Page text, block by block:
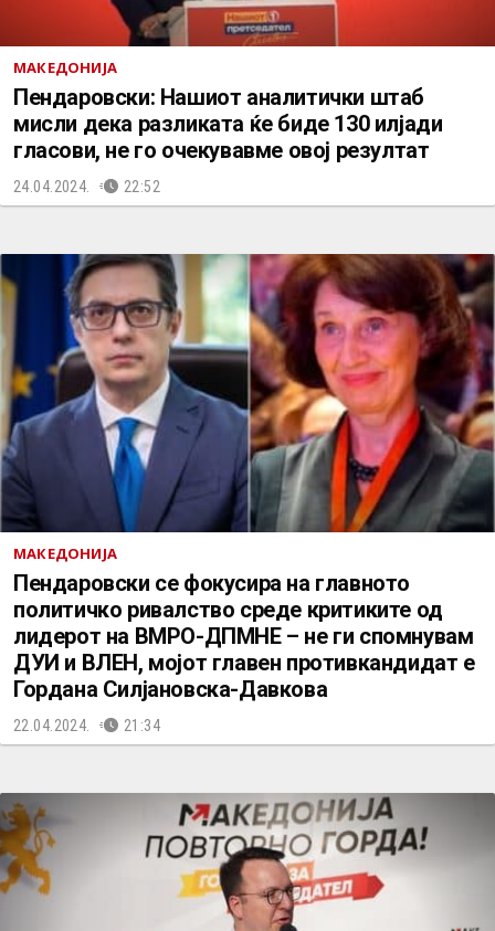
МАКЕДОНИЈА
Пендаровски: Нашиот аналитички штаб
мисли дека разликата ќе биде 130 илјади
гласови, не го очекувавме овој резултат
24.04.2024. 22:52
МАКЕДОНИЈА
Пендаровски се фокусира на главното
политичко ривалство среде критиките од
лидерот на ВМРО-ДПМНЕ – не ги спомнувам
ДУИ и ВЛЕН, мојот главен противкандидат е
Гордана Силјановска-Давкова
22.04.2024. 21:34